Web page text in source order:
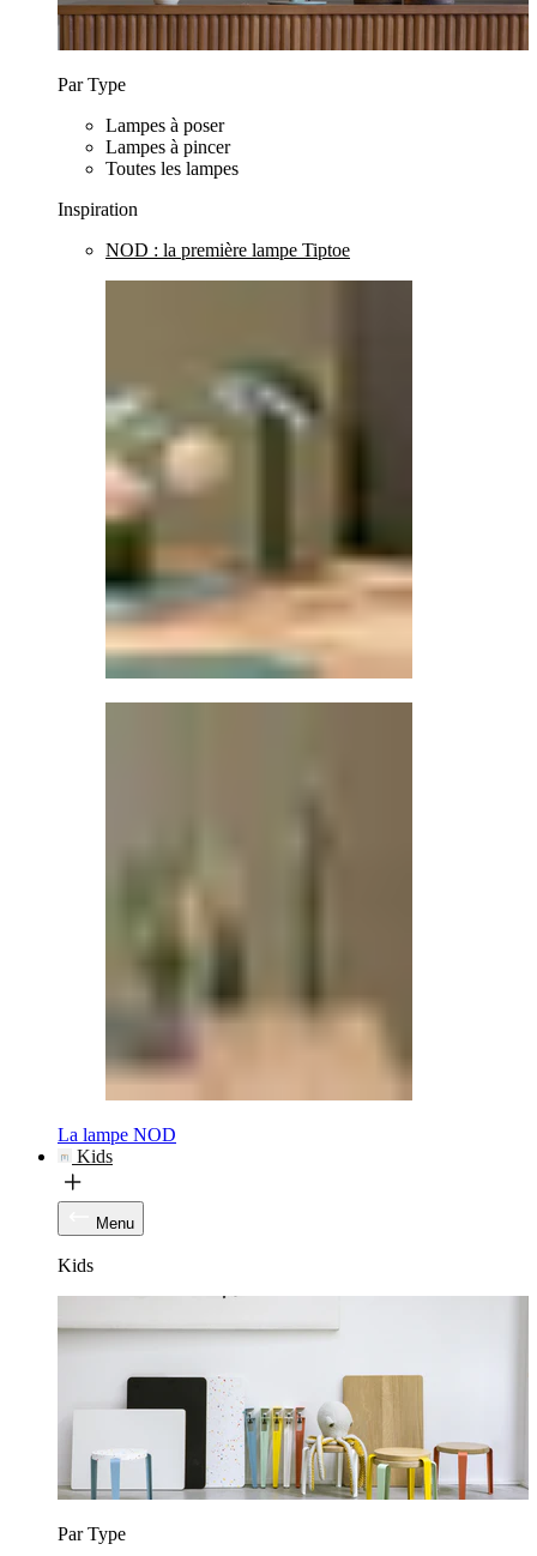
Par Type
Lampes à poser
Lampes à pincer
Toutes les lampes
Inspiration
NOD : la première lampe Tiptoe
La lampe NOD
Kids
Menu
Kids
Par Type